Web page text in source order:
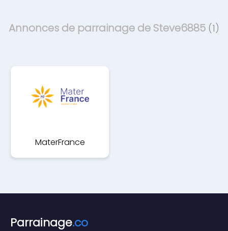
Annonces de parrainage de Steve6885 (1)
MaterFrance
Parrainage.co